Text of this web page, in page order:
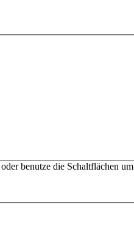
benutze die Schaltflächen